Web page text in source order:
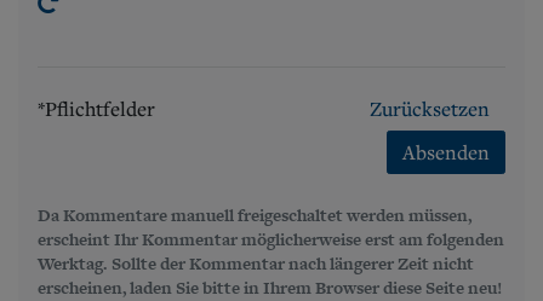
*Pflichtfelder
Zurücksetzen
Absenden
Da Kommentare manuell freigeschaltet werden müssen,
erscheint Ihr Kommentar möglicherweise erst am folgenden
Werktag. Sollte der Kommentar nach längerer Zeit nicht
erscheinen, laden Sie bitte in Ihrem Browser diese Seite neu!